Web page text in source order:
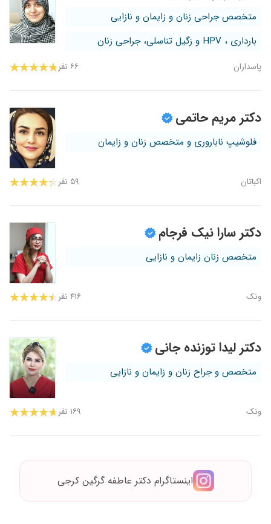
متخصص جراحی زنان و زایمان و نازایی
بارداری ، HPV و زگیل تناسلی، جراحی زنان
پاسداران ۶۶ نفر
دکتر مریم حاتمی
فلوشیپ ناباروری و متخصص زنان و زایمان
اکباتان ۵۹ نفر
دکتر سارا نیک فرجام
متخصص زنان زایمان و نازایی
ونک ۴۱۶ نفر
دکتر لیدا توزنده جانی
متخصص و جراح زنان و زایمان و نازایی
ونک ۱۶۹ نفر
اینستاگرام دکتر عاطفه گرگین کرجی